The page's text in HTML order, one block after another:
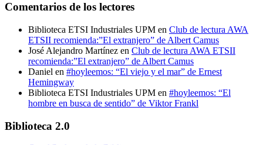
Comentarios de los lectores
Biblioteca ETSI Industriales UPM en Club de lectura AWA
ETSII recomienda:”El extranjero” de Albert Camus
José Alejandro Martínez en Club de lectura AWA ETSII
recomienda:”El extranjero” de Albert Camus
Daniel en #hoyleemos: “El viejo y el mar” de Ernest
Hemingway
Biblioteca ETSI Industriales UPM en #hoyleemos: “El
hombre en busca de sentido” de Viktor Frankl
Biblioteca 2.0